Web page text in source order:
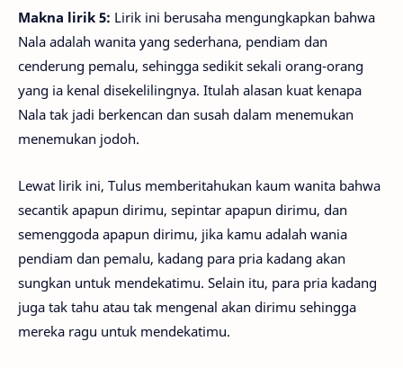
Makna lirik 5: Lirik ini berusaha mengungkapkan bahwa
Nala adalah wanita yang sederhana, pendiam dan
cenderung pemalu, sehingga sedikit sekali orang-orang
yang ia kenal disekelilingnya. Itulah alasan kuat kenapa
Nala tak jadi berkencan dan susah dalam menemukan
menemukan jodoh.
Lewat lirik ini, Tulus memberitahukan kaum wanita bahwa
secantik apapun dirimu, sepintar apapun dirimu, dan
semenggoda apapun dirimu, jika kamu adalah wania
pendiam dan pemalu, kadang para pria kadang akan
sungkan untuk mendekatimu. Selain itu, para pria kadang
juga tak tahu atau tak mengenal akan dirimu sehingga
mereka ragu untuk mendekatimu.